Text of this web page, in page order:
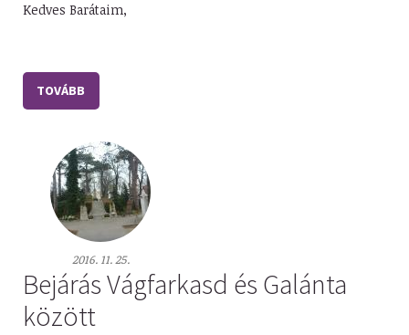
Kedves Barátaim,
TOVÁBB
2016. 11. 25.
Bejárás Vágfarkasd és Galánta
között